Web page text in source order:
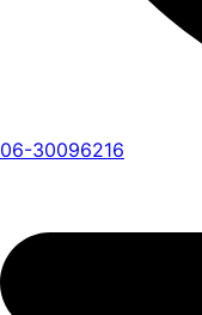
06-30096216